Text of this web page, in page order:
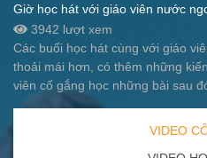
Giờ học hát với giáo viên nước
3942 lượt xem
Các buổi học hát cùng với giáo
thoải mái hơn, có thêm những
viên cố gắng học những bài sau
VIDEO